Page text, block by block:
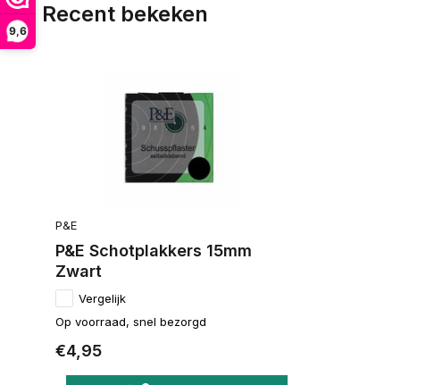
9,6
Recent bekeken
P&E
P&E Schotplakkers 15mm
Zwart
Vergelijk
Op voorraad, snel bezorgd
€4,95